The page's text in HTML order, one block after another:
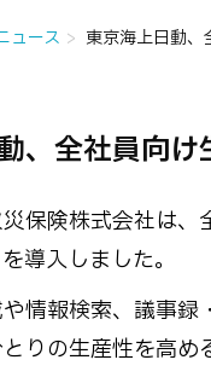
ュース 東京海上日動
、全社員向
保険株式会社は
導入しました。
情報検索、議事
りの生産性を高め